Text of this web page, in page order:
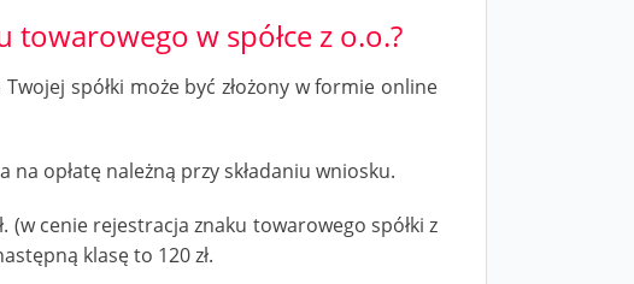
towarowego w spółce z o.o.?
spółki może być złożony w formie online
opłatę należną przy składaniu wniosku.
(w cenie rejestracja znaku towarowego spółki z
klasę to 120 zł.